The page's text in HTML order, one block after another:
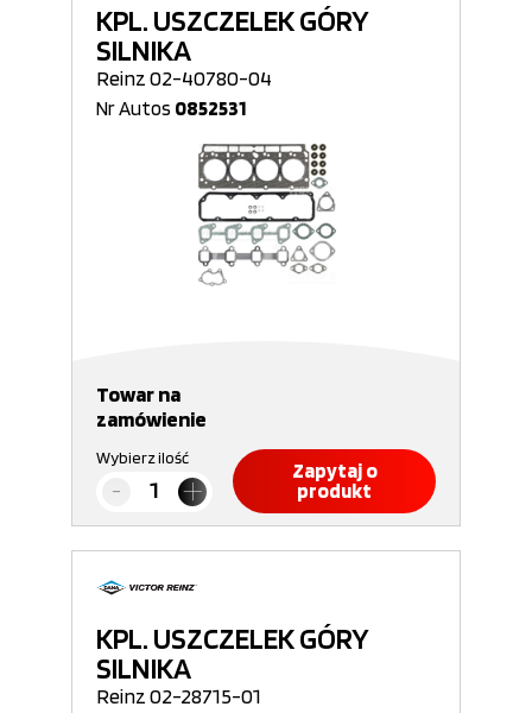
KPL. USZCZELEK GÓRY
SILNIKA
Reinz 02-40780-04
Nr Autos 0852531
Towar na
zamówienie
Wybierz ilość
Zapytaj o
produkt
KPL. USZCZELEK GÓRY
SILNIKA
Reinz 02-28715-01